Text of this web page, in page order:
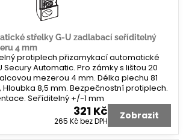
střelky G-U zadlabací seříditelný
4 mm
protiplech přizamykací automatické
Secury Automatic. Pro zámky s lištou 20
mezerou 4 mm. Délka plechu 81
Hloubka 8,5 mm. Bezpečnostní protiplech.
Seříditelný +/-1 mm
321 Kč
265 Kčbez DPH Zobrazit